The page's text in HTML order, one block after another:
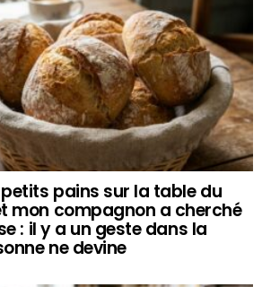
petits pains sur la table du
mon compagnon a cherché
: il y a un geste dans la
ne devine